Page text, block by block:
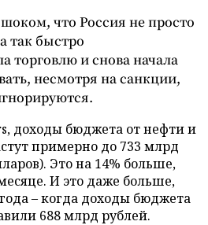
что Россия не просто
так быстро
торговлю и снова начала
несмотря на санкции,
доходы бюджета от нефти и
примерно до 733 млрд
Это на 14% больше,
И это даже больше,
– когда доходы бюджета
688 млрд рублей.